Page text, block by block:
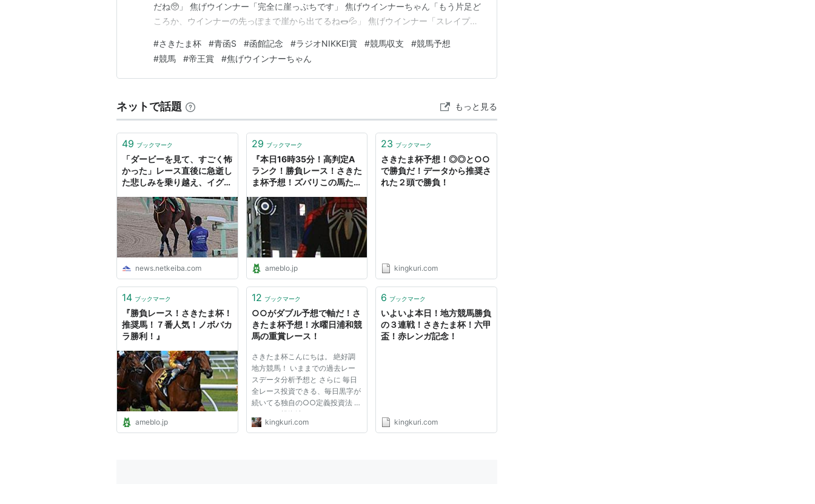
だね🥺」 焦げウインナー「完全に崖っぷちです」 焦げウインナーちゃん「もう片足ど
ころか、ウインナーの先っぽまで崖から出てるね🌭💦」 焦げウインナー「スレイプニ
ールミラボー、△ロードプレジールで決まったのに馬券は外れたやつだね🥲」 焦げウ
インナー「3連単44万円、3連…
#さきたま杯 #青函S #函館記念 #ラジオNIKKEI賞 #競馬収支 #競馬予想
#競馬 #帝王賞 #焦げウインナーちゃん
ネットで話題 もっと見る
49 ブックマーク
「ダービーを見て、すごく怖
かった」レース直後に急逝し
た悲しみを乗り越え、イグナ
で - 大恵陽子 | 競馬コラム -
netkeiba
news.netkeiba.com
29 ブックマーク
『本日16時35分！高判定A
ランク！勝負レース！さきた
ま杯予想！ズバリこの馬たち
ameblo.jp
23 ブックマーク
さきたま杯予想！◎◎と○○
で勝負だ！データから推奨さ
れた２頭で勝負！
kingkuri.com
14 ブックマーク
『勝負レース！さきたま杯！
推奨馬！７番人気！ノボバカ
ラ勝利！』
ameblo.jp
12 ブックマーク
○○がダブル予想で軸だ！さ
きたま杯予想！水曜日浦和競
馬の重賞レース！
さきたま杯こんにちは。 絶好調
地方競馬！ いままでの過去レー
スデータ分析予想と さらに 毎日
全レース投資できる、毎日黒字が
続いてる独自の○○定義投資法 こ
の２つの投資法で、このさきたま
杯は勝負できます！ 先週は中央
kingkuri.com
6 ブックマーク
いよいよ本日！地方競馬勝負
の３連戦！さきたま杯！六甲
盃！赤レンガ記念！
kingkuri.com